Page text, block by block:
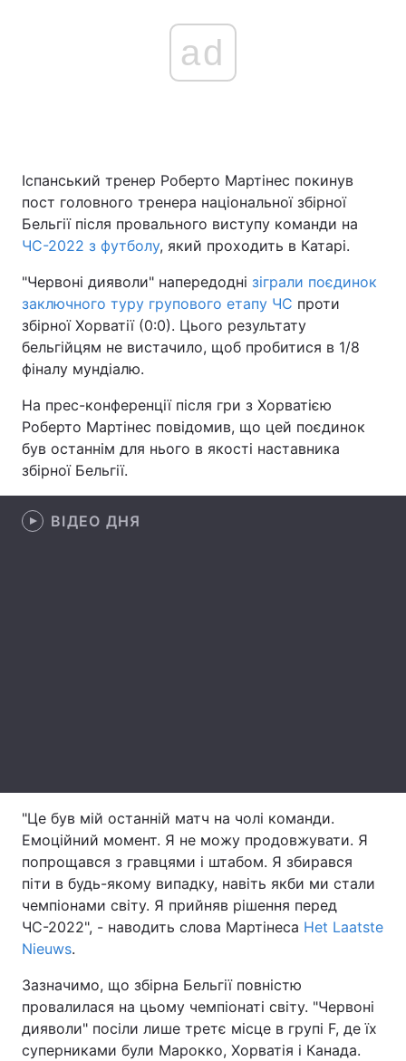
Війна
Україна Політика
Економіка Світ
Спорт Наука
Техно і зв'язок Лайт
Зброя
Здоров'я Туризм
Цікавинки Погода
Екологія Регіони
Лонгріди
Тема оформлення
ad
Іспанський тренер Роберто Мартінес покинув
пост головного тренера національної збірної
Бельгії після провального виступу команди на
ЧС-2022 з футболу, який проходить в Катарі.
"Червоні дияволи" напередодні зіграли поєдинок
заключного туру групового етапу ЧС проти
збірної Хорватії (0:0). Цього результату
бельгійцям не вистачило, щоб пробитися в 1/8
фіналу мундіалю.
На прес-конференції після гри з Хорватією
Роберто Мартінес повідомив, що цей поєдинок
був останнім для нього в якості наставника
збірної Бельгії.
ВІДЕО ДНЯ
"Це був мій останній матч на чолі команди.
Емоційний момент. Я не можу продовжувати. Я
попрощався з гравцями і штабом. Я збирався
піти в будь-якому випадку, навіть якби ми стали
чемпіонами світу. Я прийняв рішення перед
ЧС-2022", - наводить слова Мартінеса Het Laatste
Nieuws.
Зазначимо, що збірна Бельгії повністю
провалилася на цьому чемпіонаті світу. "Червоні
дияволи" посіли лише третє місце в групі F, де їх
суперниками були Марокко, Хорватія і Канада.